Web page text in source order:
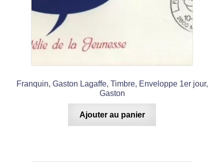
Franquin, Gaston Lagaffe, Timbre, Enveloppe 1er jour,
Gaston
Ajouter au panier